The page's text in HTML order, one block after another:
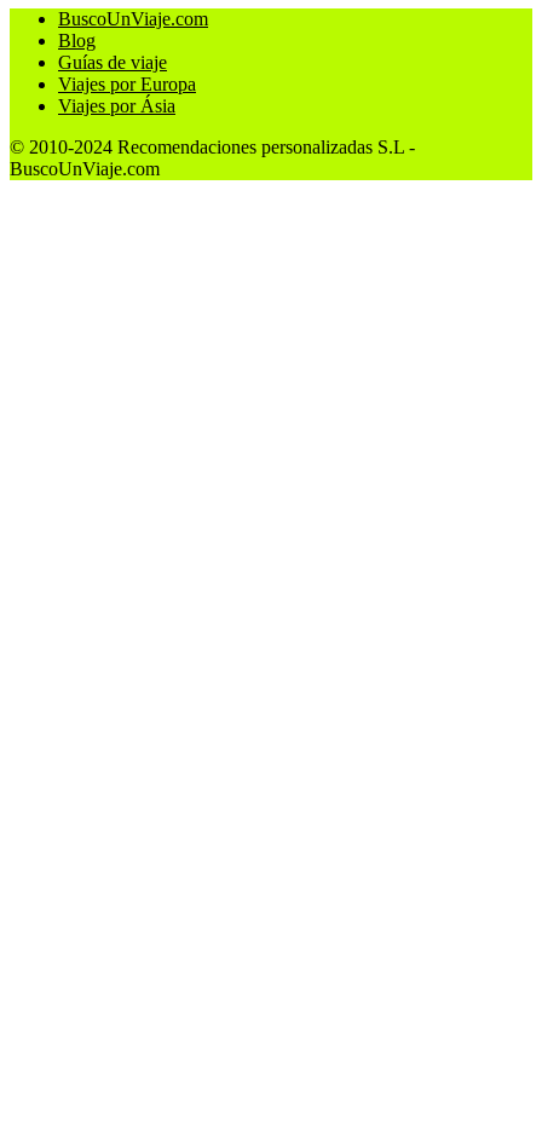
BuscoUnViaje.com
Blog
Guías de viaje
Viajes por Europa
Viajes por Ásia
© 2010-2024 Recomendaciones personalizadas S.L -
BuscoUnViaje.com